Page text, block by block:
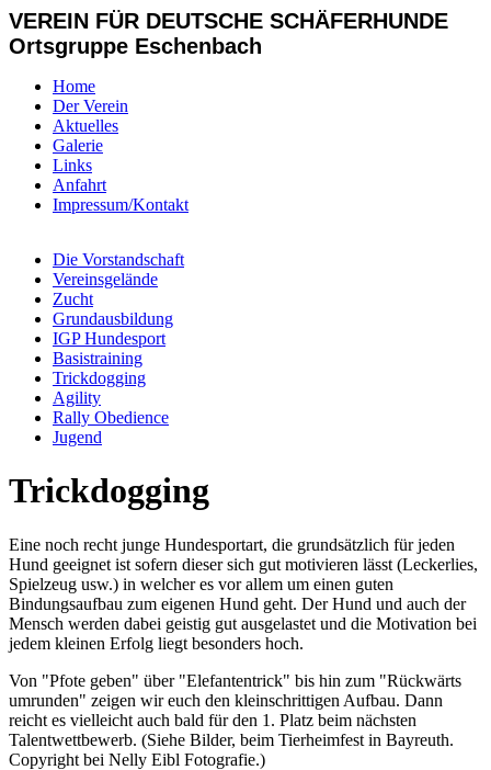
VEREIN FÜR DEUTSCHE SCHÄFERHUNDE
Ortsgruppe Eschenbach
Home
Der Verein
Aktuelles
Galerie
Links
Anfahrt
Impressum/Kontakt
Die Vorstandschaft
Vereinsgelände
Zucht
Grundausbildung
IGP Hundesport
Basistraining
Trickdogging
Agility
Rally Obedience
Jugend
Trickdogging
Eine noch recht junge Hundesportart, die grundsätzlich für jeden
Hund geeignet ist sofern dieser sich gut motivieren lässt (Leckerlies,
Spielzeug usw.) in welcher es vor allem um einen guten
Bindungsaufbau zum eigenen Hund geht. Der Hund und auch der
Mensch werden dabei geistig gut ausgelastet und die Motivation bei
jedem kleinen Erfolg liegt besonders hoch.
Von "Pfote geben" über "Elefantentrick" bis hin zum "Rückwärts
umrunden" zeigen wir euch den kleinschrittigen Aufbau. Dann
reicht es vielleicht auch bald für den 1. Platz beim nächsten
Talentwettbewerb. (Siehe Bilder, beim Tierheimfest in Bayreuth.
Copyright bei Nelly Eibl Fotografie.)